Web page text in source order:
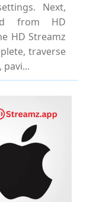
Next,
from HD
HD Streamz
traverse